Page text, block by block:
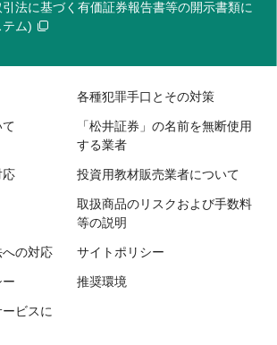
法に基づく有価証券報告書等の開示書類に
ム)
各種犯罪手口とその対策
「松井証券」の名前を無断使用
する業者
応 投資用教材販売業者について
取扱商品のリスクおよび手数料
等の説明
の対応 サイトポリシー
推奨環境
ビスに